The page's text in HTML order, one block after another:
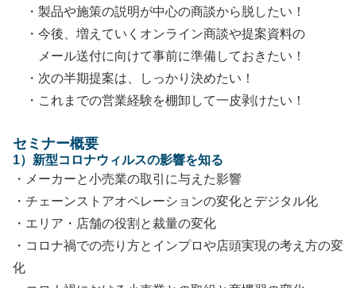
・製品や施策の説明が中心の商談から脱したい！
・今後、増えていくオンライン商談や提案資料の
メール送付に向けて事前に準備しておきたい！
・次の半期提案は、しっかり決めたい！
・これまでの営業経験を棚卸して一皮剥けたい！
セミナー概要
1）新型コロナウィルスの影響を知る
・メーカーと小売業の取引に与えた影響
・チェーンストアオペレーションの変化とデジタル化
・エリア・店舗の役割と裁量の変化
・コロナ禍での売り方とインプロや店頭実現の考え方の変
化